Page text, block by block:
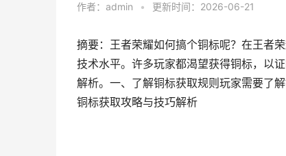
作者： admin • 更新时间：2026-06-21
摘要：王者荣耀如何搞个铜标呢？在王者
技术水平。许多玩家都渴望获得铜标，以
解析。一、了解铜标获取规则玩家需要了
铜标获取攻略与技巧解析